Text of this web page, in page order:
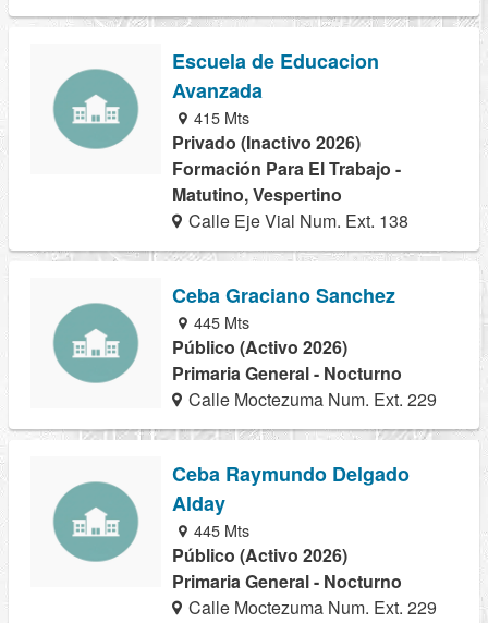
Escuela de Educacion
Avanzada
415 Mts
Privado (Inactivo 2026)
Formación Para El Trabajo -
Matutino, Vespertino
Calle Eje Vial Num. Ext. 138
Ceba Graciano Sanchez
445 Mts
Público (Activo 2026)
Primaria General - Nocturno
Calle Moctezuma Num. Ext. 229
Ceba Raymundo Delgado
Alday
445 Mts
Público (Activo 2026)
Primaria General - Nocturno
Calle Moctezuma Num. Ext. 229